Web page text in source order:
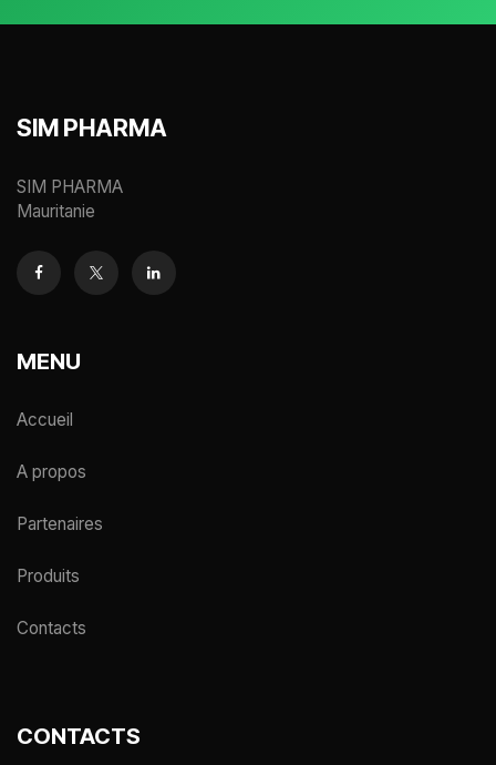
SIM PHARMA
SIM PHARMA
Mauritanie
MENU
Accueil
A propos
Partenaires
Produits
Contacts
CONTACTS